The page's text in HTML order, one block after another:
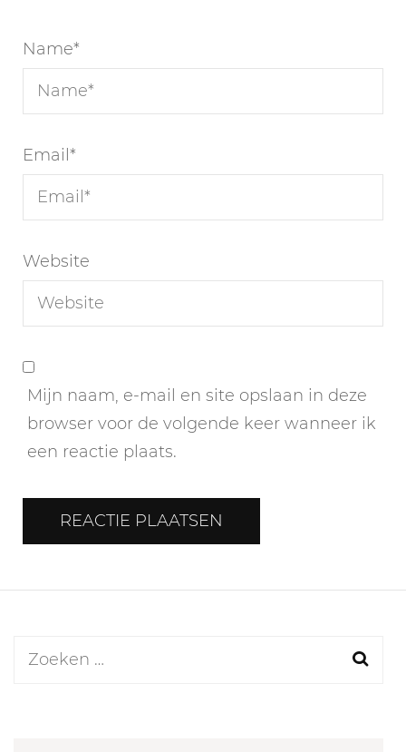
Name*
Email*
Website
Mijn naam, e-mail en site opslaan in deze
browser voor de volgende keer wanneer ik
een reactie plaats.
Zoeken